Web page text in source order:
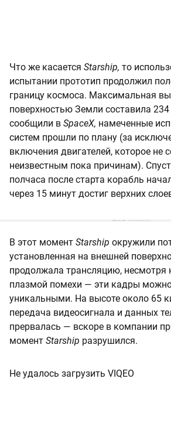
Что же касается Starship, то
испытании прототип продолжил
границу космоса. Максимальная
поверхностью Земли составила
сообщили в SpaceX, намеченные
систем прошли по плану (за
включения двигателей, которое не
неизвестным пока причинам).
полчаса после старта корабль
через 15 минут достиг верхних
В этот момент Starship окружили
установленная на внешней
продолжала трансляцию, несмотря
плазмой помехи — эти кадры
уникальными. На высоте около 65
передача видеосигнала и данных
прервалась — вскоре в компании
момент Starship разрушился.
Не удалось загрузить VIQEO